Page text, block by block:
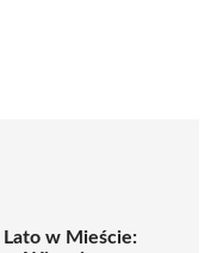
w Mieście: